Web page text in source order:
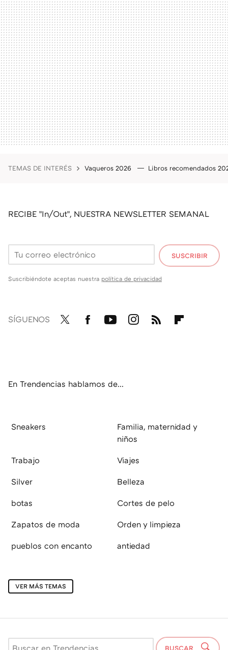
TEMAS DE INTERÉS Vaqueros 2026 Libros recomendados
RECIBE "In/Out", NUESTRA NEWSLETTER SEMANAL
SUSCRIBIR
Suscribiéndote aceptas nuestra política de privacidad
SÍGUENOS
En Trendencias hablamos de...
Sneakers
Familia, maternidad y
niños
Trabajo Viajes
Silver Belleza
botas Cortes de pelo
Zapatos de moda Orden y limpieza
pueblos con encanto antiedad
VER MÁS TEMAS
BUSCAR